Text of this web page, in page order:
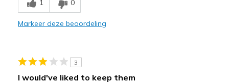
Durable
Casual Wear
1 0
Markeer deze beoordeling
3
I would've liked to keep them